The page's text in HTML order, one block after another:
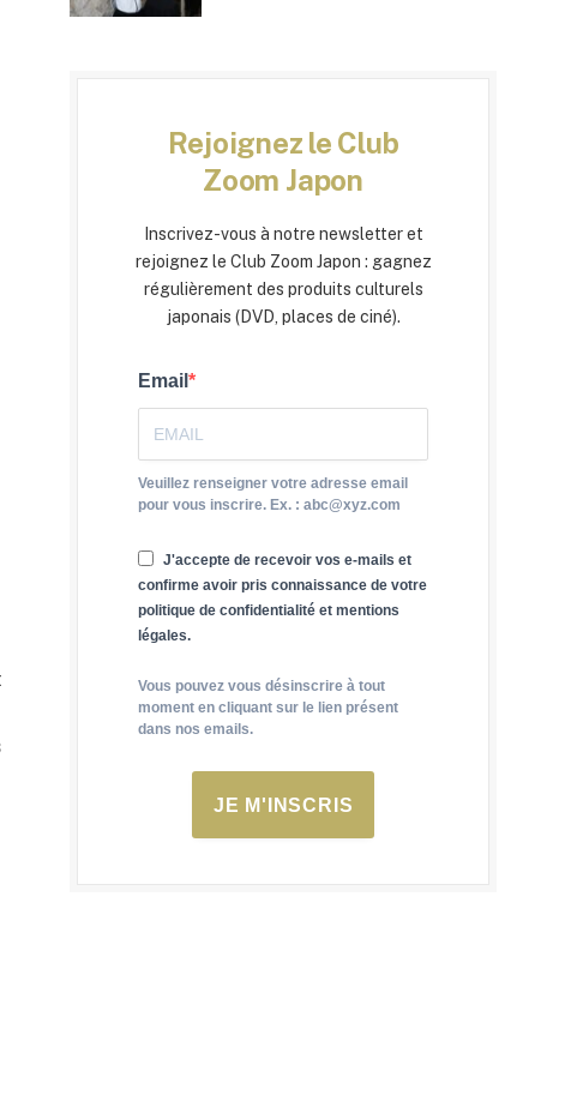
Rejoignez le Club
Zoom Japon
Inscrivez-vous à notre newsletter et
rejoignez le Club Zoom Japon : gagnez
régulièrement des produits culturels
japonais (DVD, places de ciné).
Email
Veuillez renseigner votre adresse email
pour vous inscrire. Ex. : abc@xyz.com
J'accepte de recevoir vos e-mails et
confirme avoir pris connaissance de votre
politique de confidentialité et mentions
légales.
Vous pouvez vous désinscrire à tout
moment en cliquant sur le lien présent
dans nos emails.
JE M'INSCRIS